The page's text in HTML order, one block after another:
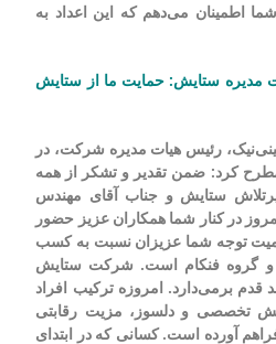
به شما اطمینان می‌دهم که این اعداد به
مدیره ستایش: حمایت ما از ستایش
رئیس هیات مدیره شرکت، در
کرد: ضمن تقدیر و تشکر از همه
ستایش و جناب آقای مهندس
در کنار شما همکاران عزیز حضور
توجه شما عزیزان نسبت به کسب
گروه فنکام است. شرکت ستایش
برمی‌دارد. امروزه ترکیب افراد
تخصصی و دلسوز، مزیت رقابتی
آورده است. کسانی که در ابتدای